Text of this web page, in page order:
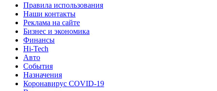
Правила использования
Наши контакты
Реклама на сайте
Бизнес и экономика
Финансы
Hi-Tech
Авто
События
Назначения
Коронавирус COVID-19